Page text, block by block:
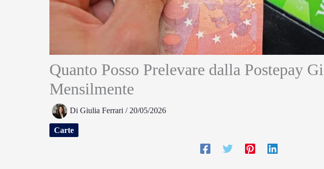
Quanto Posso Prelevare dalla Postepay
Mensilmente
Di Giulia Ferrari / 20/05/2026
Carte